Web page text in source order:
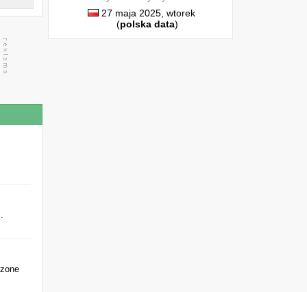
.
27 maja 2025, wtorek
(polska data)